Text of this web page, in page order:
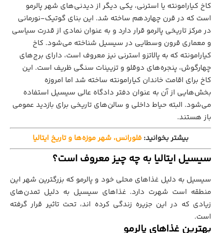
کاخ کیارامونته یا استرنی، یکی دیگر از دیدنی‌های شهر پالرمو
است که در قرن چهاردهم ساخته شد. این بنای گوتیک-نورمانی
در مرکز تاریخی پالرمو قرار دارد و به عنوان نمادی از قدرت سیاسی
و معماری قرون وسطایی در سیسیل شناخته می‌شود. کاخ
کیارامونته که به پالاتزو استرنی نیز معروف است، دارای برج‌های
چهارگوش، پنجره‌های دوقلو و تزیینات سنگی ظریف است. این
کاخ برای اقامت خاندان کیارامونته ساخته شد اما امروزه
بخش‌هایی از آن به عنوان دفتر دادگاه عالی سیسیل استفاده
می‌شود. البته حیاط داخلی و سالن‌های تاریخی برای بازدید عمومی
باز هستند.
بیشتر بخوانید: فلورانس، شهر موزه‌ها و تاریخ ایتالیا
سیسیل ایتالیا به چه چیز معروف است؟
سیسیل به دلیل غذاهای محلی خود و پالرمو که بزرگترین شهر این
منطقه است شهرت دارد. غذاهای سیسیل به دلیل تمدن‌های
زیادی که در این جزیره زندگی کرده اند، تحت تاثیر قرار گرفته
است.
بهترین غذاهای پالرمو